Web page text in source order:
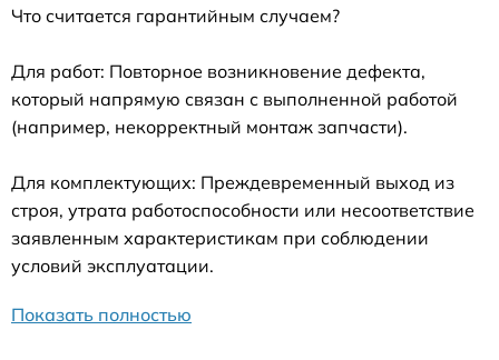
Что считается гарантийным случаем?
Для работ: Повторное возникновение дефекта,
который напрямую связан с выполненной работой
(например, некорректный монтаж запчасти).
Для комплектующих: Преждевременный выход из
строя, утрата работоспособности или несоответствие
заявленным характеристикам при соблюдении
условий эксплуатации.
Показать полностью